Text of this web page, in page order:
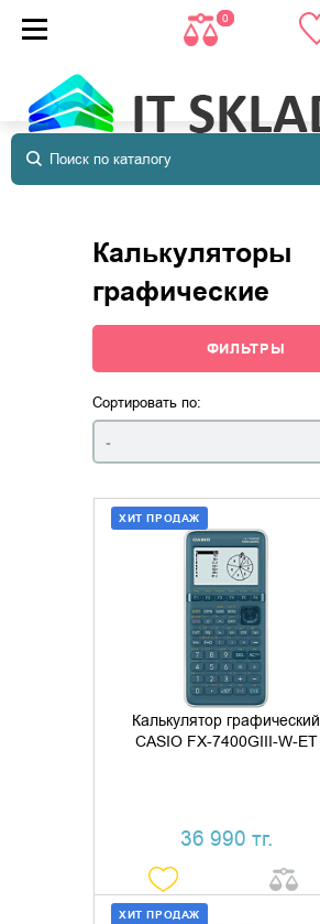
0
Калькуляторы
графические
ФИЛЬТРЫ
Сортировать по:
-
Калькулятор графический
CASIO FX-7400GIII-W-ET
36 990 тг.
ХИТ ПРОДАЖ
ДОБАВИТЬ В КОРЗИНУ
КУПИТЬ В 1 КЛИК
ХИТ ПРОДАЖ